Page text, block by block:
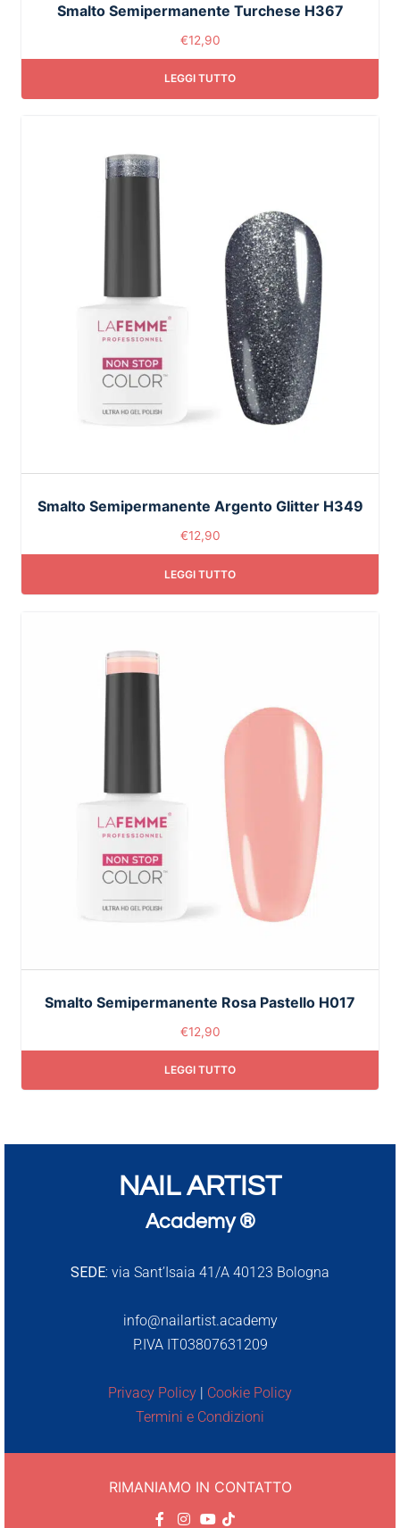
Smalto Semipermanente Turchese H367
€12,90
LEGGI TUTTO
Smalto Semipermanente Argento Glitter H349
€12,90
LEGGI TUTTO
Smalto Semipermanente Rosa Pastello H017
€12,90
LEGGI TUTTO
NAIL ARTIST
Academy ®
SEDE: via Sant’Isaia 41/A 40123 Bologna
info@nailartist.academy
P.IVA IT03807631209
Privacy Policy
Cookie Policy
Termini e Condizioni
RIMANIAMO IN CONTATTO